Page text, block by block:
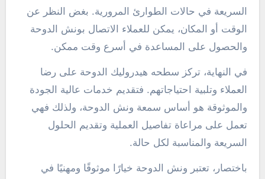
السريعة في حالات الطوارئ المرورية. بغض النظر عن
الوقت أو المكان، يمكن للعملاء الاتصال بونش الدوحة
والحصول على المساعدة في أسرع وقت ممكن.
في النهاية، تركز سطحه هيدروليك الدوحة على رضا
العملاء وتلبية احتياجاتهم. فتقديم خدمات عالية الجودة
والموثوقة هو أساس سمعة ونش الدوحة، ولذلك فهي
تعمل على مراعاة تفاصيل العملية وتقديم الحلول
السريعة والمناسبة لكل حالة.
باختصار، تعتبر ونش الدوحة خيارًا موثوقًا ومهنيًا في